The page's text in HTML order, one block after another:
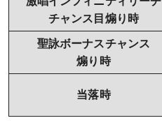
チャンス目煽り時
聖詠ボーナスチャンス
煽り時
当落時